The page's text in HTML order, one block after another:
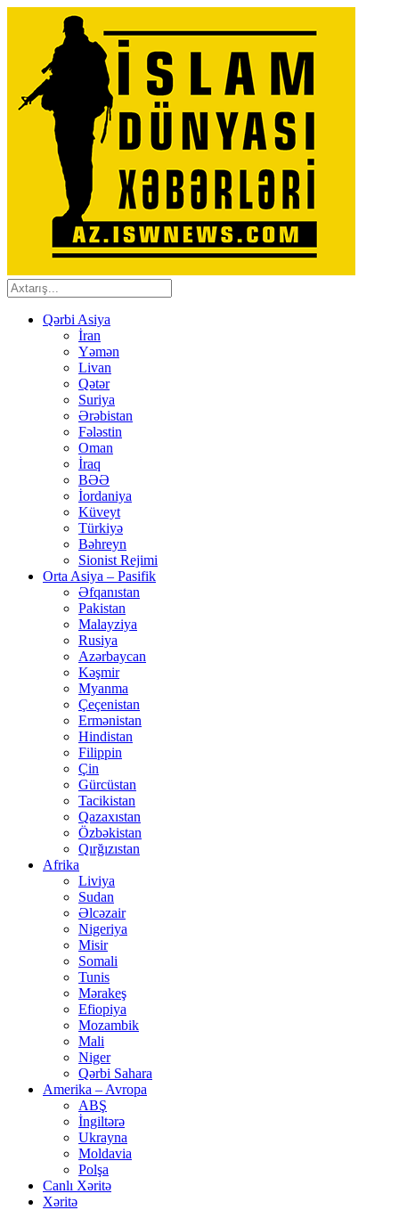
Qərbi Asiya
İran
Yəmən
Livan
Qətər
Suriya
Ərəbistan
Fələstin
Oman
İraq
BƏƏ
İordaniya
Küveyt
Türkiyə
Bəhreyn
Sionist Rejimi
Orta Asiya – Pasifik
Əfqanıstan
Pakistan
Malayziya
Rusiya
Azərbaycan
Kəşmir
Myanma
Çeçenistan
Ermənistan
Hindistan
Filippin
Çin
Gürcüstan
Tacikistan
Qazaxıstan
Özbəkistan
Qırğızıstan
Afrika
Liviya
Sudan
Əlcəzair
Nigeriya
Misir
Somali
Tunis
Mərakeş
Efiopiya
Mozambik
Mali
Niger
Qərbi Sahara
Amerika – Avropa
ABŞ
İngiltərə
Ukrayna
Moldavia
Polşa
Canlı Xəritə
Xəritə